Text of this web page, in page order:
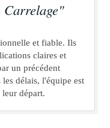
Carrelage"
et fiable. Ils
claires et
un précédent
délais, l'équipe est
départ.